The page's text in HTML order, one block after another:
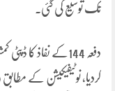
تک توسیع کی گئی۔
دفعہ 144کے نفاذ کا
کردیا، نوٹیفیکیشن کے